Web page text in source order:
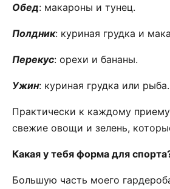
Обед: макароны и тунец.
Полдник: куриная грудка и
Перекус: орехи и бананы.
Ужин: куриная грудка или рыба.
Практически к каждому
свежие овощи и зелень,
Какая у тебя форма для
Большую часть моего